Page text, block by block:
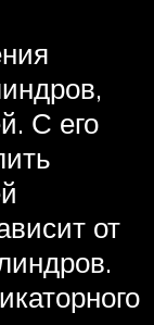
С его
от